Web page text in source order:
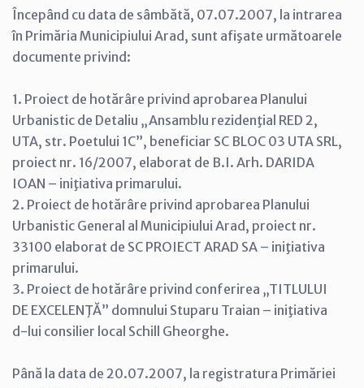
Începând cu data de sâmbătă, 07.07.2007, la intrarea
în Primăria Municipiului Arad, sunt afişate următoarele
documente privind:
1. Proiect de hotărâre privind aprobarea Planului
Urbanistic de Detaliu „Ansamblu rezidenţial RED 2,
UTA, str. Poetului 1C”, beneficiar SC BLOC 03 UTA SRL,
proiect nr. 16/2007, elaborat de B.I. Arh. DARIDA
IOAN – iniţiativa primarului.
2. Proiect de hotărâre privind aprobarea Planului
Urbanistic General al Municipiului Arad, proiect nr.
33100 elaborat de SC PROIECT ARAD SA – iniţiativa
primarului.
3. Proiect de hotărâre privind conferirea „TITLULUI
DE EXCELENŢĂ” domnului Stuparu Traian – iniţiativa
d-lui consilier local Schill Gheorghe.
Până la data de 20.07.2007, la registratura Primăriei